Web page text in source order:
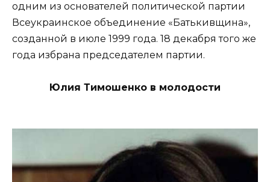
одним из основателей политической партии
Всеукраинское объединение «Батькивщина»,
созданной в июле 1999 года. 18 декабря того же
года избрана председателем партии.
Юлия Тимошенко в молодости